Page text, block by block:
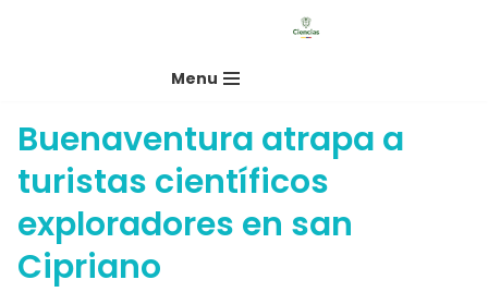
Menu
Buenaventura atrapa a
turistas científicos
exploradores en san
Cipriano